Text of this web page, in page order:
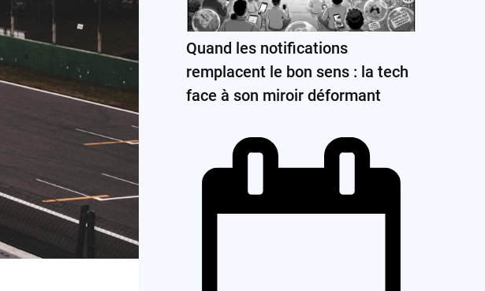
Quand les notifications
remplacent le bon sens : la tech
face à son miroir déformant